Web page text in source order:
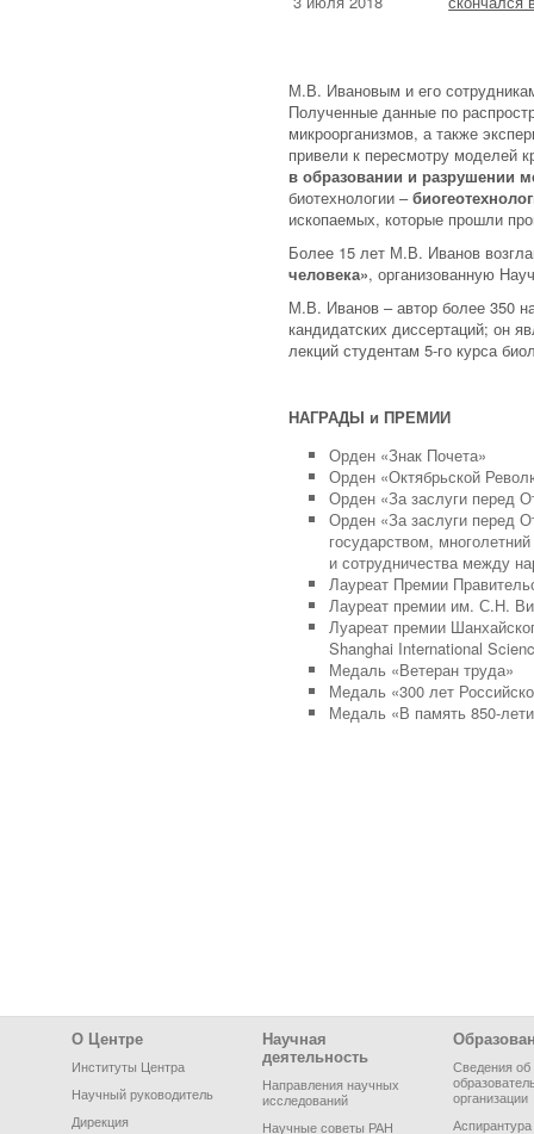
М.В. Ивановым и его
Полученные данные по
микроорганизмов, а также
привели к пересмотру моделей
в образовании и разрушении
биотехнологии –
ископаемых, которые прошли
Более 15 лет М.В. Иванов
человека», организованную
М.В. Иванов – автор более 350
кандидатских диссертаций; он
лекций студентам 5-го курса
НАГРАДЫ и ПРЕМИИ
Орден «Знак Почета»
Орден «Октябрьской
Орден «За заслуги перед
Орден «За заслуги перед
государством,
и сотрудничества между
Лауреат Премии
Лауреат премии им. С.Н.
Луареат премии
Shanghai International
Медаль «Ветеран труда»
Медаль «300 лет
Медаль «В память 850-
Footer Menu
О Центре
Институты Центра
Научный руководитель
Дирекция
Научная
деятельность
Направления научных
исследований
Научные советы РАН
Сведения об
организации
Аспирантура